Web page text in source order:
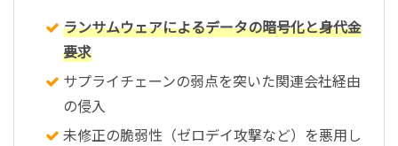
ランサムウェアによるデータの暗号化と身代金
要求
サプライチェーンの弱点を突いた関連会社経由
の侵入
未修正の脆弱性（ゼロデイ攻撃など）を悪用し